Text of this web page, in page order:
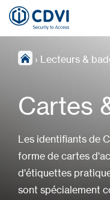
› Lecteurs &
Cartes
Les identifiants de
forme de cartes
d'étiquettes
sont spécialement